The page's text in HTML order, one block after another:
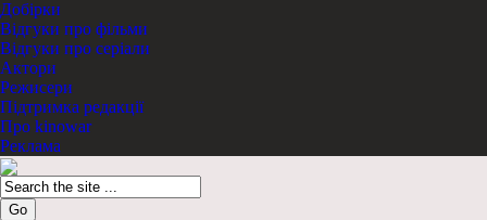
Добірки
Відгуки про фільми
Відгуки про серіали
Актори
Режисери
Підтримка редакції
Про kinowar
Реклама
Go